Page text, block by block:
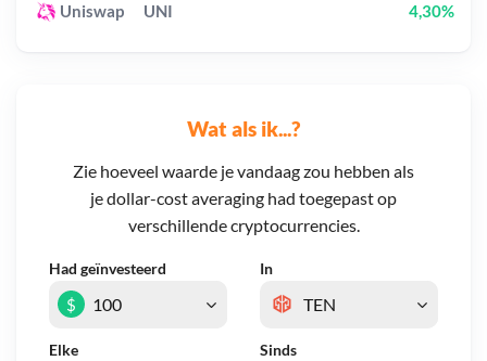
Wat als ik...?
Zie hoeveel waarde je vandaag zou hebben als
je dollar-cost averaging had toegepast op
verschillende cryptocurrencies.
Had geïnvesteerd In
Elke Sinds
$
Uniswap UNI 4,30%